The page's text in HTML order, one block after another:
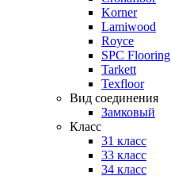
Korner
Lamiwood
Royce
SPC Flooring
Tarkett
Texfloor
Вид соединения
Замковый
Класс
31 класс
33 класс
34 класс